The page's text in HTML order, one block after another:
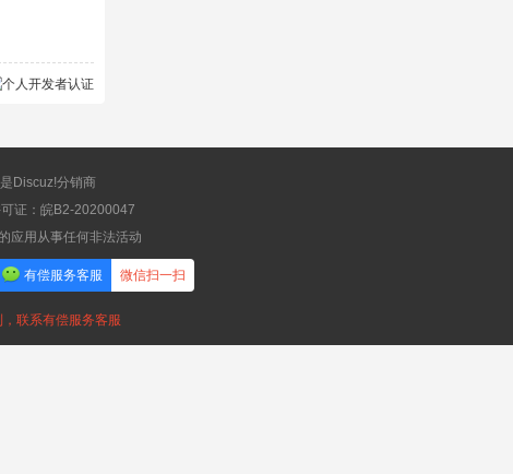
Discuz!分销商
证：皖B2-20200047
应用从事任何非法活动
有偿服务客服 微信扫一扫
联系有偿服务客服